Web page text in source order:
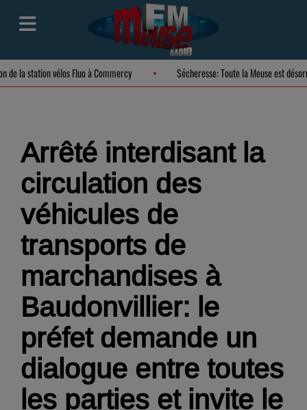
de la station vélos Fluo à Commercy Sécheresse: Toute la Meuse est
Arrêté interdisant la
circulation des
véhicules de
transports de
marchandises à
Baudonvillier: le
préfet demande un
dialogue entre toutes
les parties et invite le